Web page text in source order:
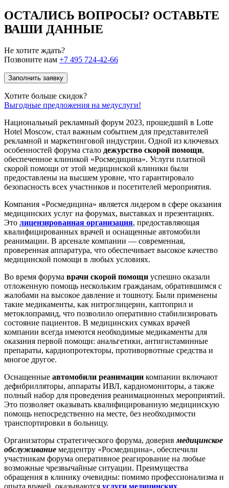
ОСТАЛИСЬ ВОПРОСЫ? ОСТАВЬТЕ
ВАШИ ДАННЫЕ
Не хотите ждать?
Позвоните нам +7 495 724-42-66
Заполнить заявку
Хотите больше скидок?
Выгодные предложения на медуслуги!
Национальный рекламный форум 2023, прошедший в Lotte
Hotel Moscow, стал важным событием для представителей
рекламной и маркетинговой индустрии. Одной из ключевых
особенностей форума стало дежурство скорой помощи,
обеспеченное клиникой «Росмедицина». Услуги платной
скорой помощи от этой медицинской клиники были
предоставлены на высшем уровне, что гарантировало
безопасность всех участников и посетителей мероприятия.
Компания «Росмедицина» является лидером в сфере оказания
медицинских услуг на форумах, выставках и презентациях.
Это лицензированная организация, предоставляющая
квалифицированных врачей и оснащенные автомобили
реанимации. В арсенале компании — современная,
проверенная аппаратура, что обеспечивает высокое качество
медицинской помощи в любых условиях.
Во время форума врачи скорой помощи успешно оказали
отложенную помощь нескольким гражданам, обратившимся с
жалобами на высокое давление и тошноту. Были применены
такие медикаменты, как нитроглицерин, каптоприл и
метоклопрамид, что позволило оперативно стабилизировать
состояние пациентов. В медицинских сумках врачей
компании всегда имеются необходимые медикаменты для
оказания первой помощи: анальгетики, антигистаминные
препараты, кардиопротекторы, противорвотные средства и
многое другое.
Оснащенные автомобили реанимации компании включают
дефибрилляторы, аппараты ИВЛ, кардиомониторы, а также
полный набор для проведения реанимационных мероприятий.
Это позволяет оказывать квалифицированную медицинскую
помощь непосредственно на месте, без необходимости
транспортировки в больницу.
Организаторы стратегического форума, доверивмедицинское
обслуживание медцентру «Росмедицина», обеспечили
участникам форума оперативное реагирование на любые
возможные чрезвычайные ситуации. Преимущества
обращения в клинику очевидны: помимо профессионализма и